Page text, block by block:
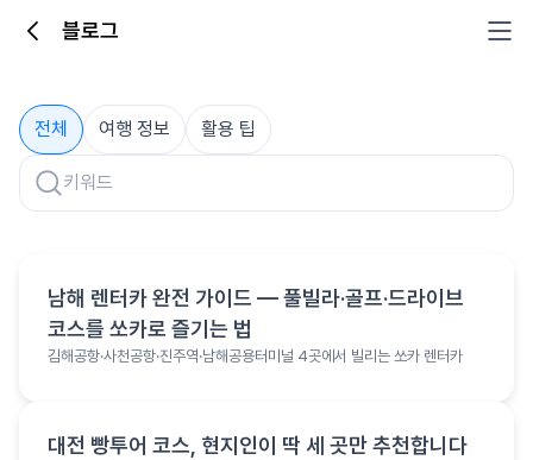
블로그
블로그
전체 여행 정보 활용 팁
여행 정보
남해 렌터카 완전 가이드 — 풀빌라·골프·드라이브
코스를 쏘카로 즐기는 법
김해공항·사천공항·진주역·남해공용터미널 4곳에서 빌리는 쏘카 렌터카
여행 정보
대전 빵투어 코스, 현지인이 딱 세 곳만 추천합니다